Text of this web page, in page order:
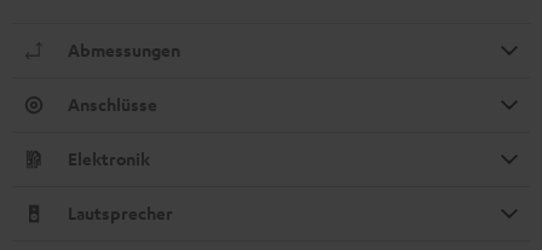
Abmessungen
Anschlüsse
Elektronik
Lautsprecher